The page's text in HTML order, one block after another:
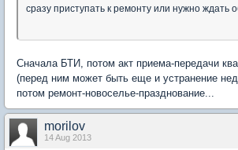
сразу приступать к ремонту или нужно ждать
Сначала БТИ, потом акт приема-передачи
(перед ним может быть еще и устранение
потом ремонт-новоселье-празднование...
morilov
14 Aug 2013